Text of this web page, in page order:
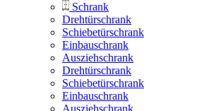
Schrank
Drehtürschrank
Schiebetürschrank
Einbauschrank
Ausziehschrank
Drehtürschrank
Schiebetürschrank
Einbauschrank
Ausziehschrank